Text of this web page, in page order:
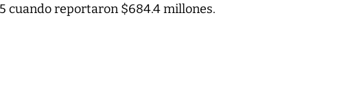
cuando reportaron $684.4 millones.